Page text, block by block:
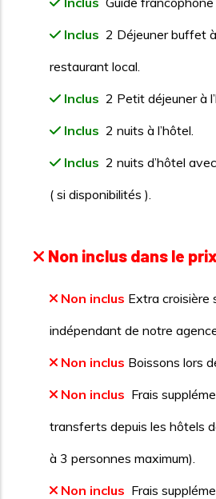
Inclus 2 Déjeuner buffet
restaurant local.
Inclus 2 Petit déjeuner à
Inclus 2 nuits à l’hôtel.
Inclus 2 nuits d’hôtel
( si disponibilités ).
Non inclus dans le
Non inclus Extra croisière
indépendant de notre
Non inclus Boissons lors
Non inclus Frais
transferts depuis les hôtels
à 3 personnes maximum).
Non inclus Frais